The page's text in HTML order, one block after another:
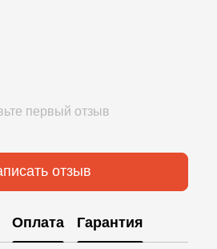
первый отзыв
отзыв
Оплата Гарантия